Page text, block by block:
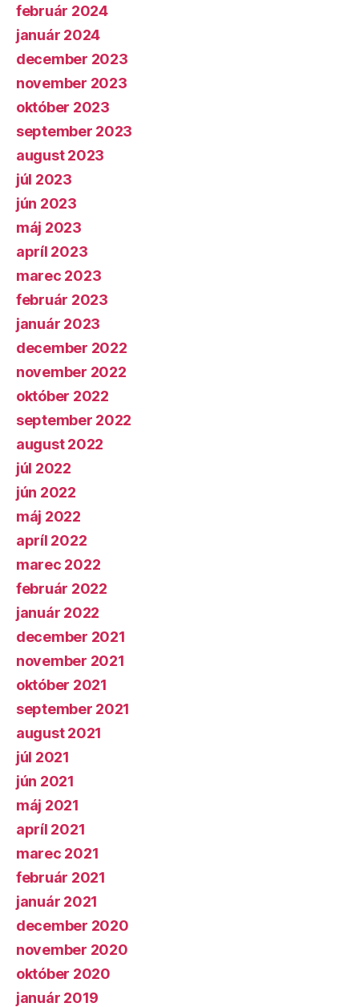
február 2024
január 2024
december 2023
november 2023
október 2023
september 2023
august 2023
júl 2023
jún 2023
máj 2023
apríl 2023
marec 2023
február 2023
január 2023
december 2022
november 2022
október 2022
september 2022
august 2022
júl 2022
jún 2022
máj 2022
apríl 2022
marec 2022
február 2022
január 2022
december 2021
november 2021
október 2021
september 2021
august 2021
júl 2021
jún 2021
máj 2021
apríl 2021
marec 2021
február 2021
január 2021
december 2020
november 2020
október 2020
január 2019